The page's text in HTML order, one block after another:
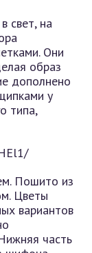
свет, на
Они
образ
дополнено
у
типа,
Пошито из
Цветы
вариантов
часть